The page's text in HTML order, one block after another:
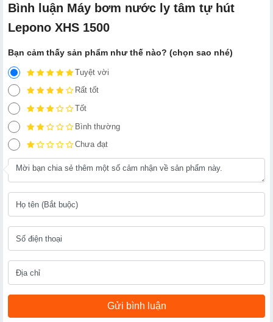
Bình luận Máy bơm nước ly tâm tự hút
Lepono XHS 1500
Bạn cảm thấy sản phẩm như thế nào? (chọn sao nhé)
Tuyệt vời
Rất tốt
Tốt
Bình thường
Chưa đạt